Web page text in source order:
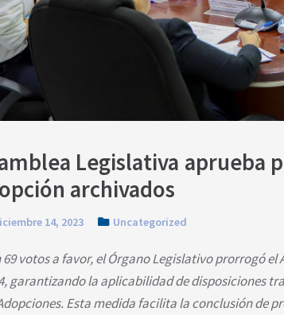
Legislativa aprueba
archivados
14, 2023 Uncategorized
69 votos a favor, el Órgano Legislativo prorrogó
garantizando la aplicabilidad de disposiciones
Esta medida facilita la conclusión de